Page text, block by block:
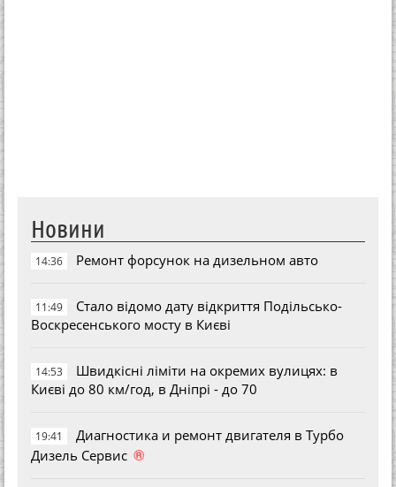
Новини
14:36 Ремонт форсунок на дизельном авто
11:49
Стало відомо дату відкриття Подільсько-
Воскресенського мосту в Києві
14:53
Швидкісні ліміти на окремих вулицях: в
Києві до 80 км/год, в Дніпрі - до 70
19:41
Диагностика и ремонт двигателя в Турбо
Дизель Сервис ®